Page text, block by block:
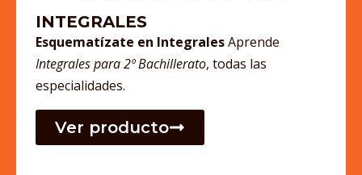
INTEGRALES
Esquematízate en IntegralesAprende
Integrales para 2º Bachillerato, todas las
especialidades.
Ver producto